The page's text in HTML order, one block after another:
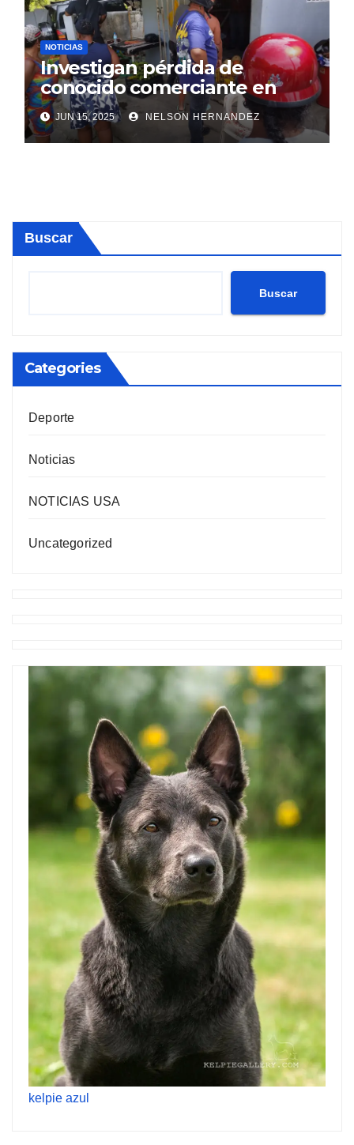
NOTICIAS
Investigan pérdida de
conocido comerciante en
Sosúa
JUN 15, 2025 NELSON HERNANDEZ
Buscar
Buscar
Categories
Deporte
Noticias
NOTICIAS USA
Uncategorized
kelpie azul